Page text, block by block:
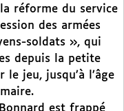
réforme du service
des armées
soldats », qui
depuis la petite
jeu, jusqu’à l’âge